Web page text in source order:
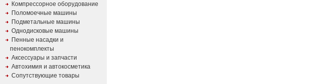
Компрессорное оборудование
Поломоечные машины
Подметальные машины
Однодисковые машины
Пенные насадки и
пенокомплекты
Аксессуары и запчасти
Автохимия и автокосметика
Сопутствующие товары